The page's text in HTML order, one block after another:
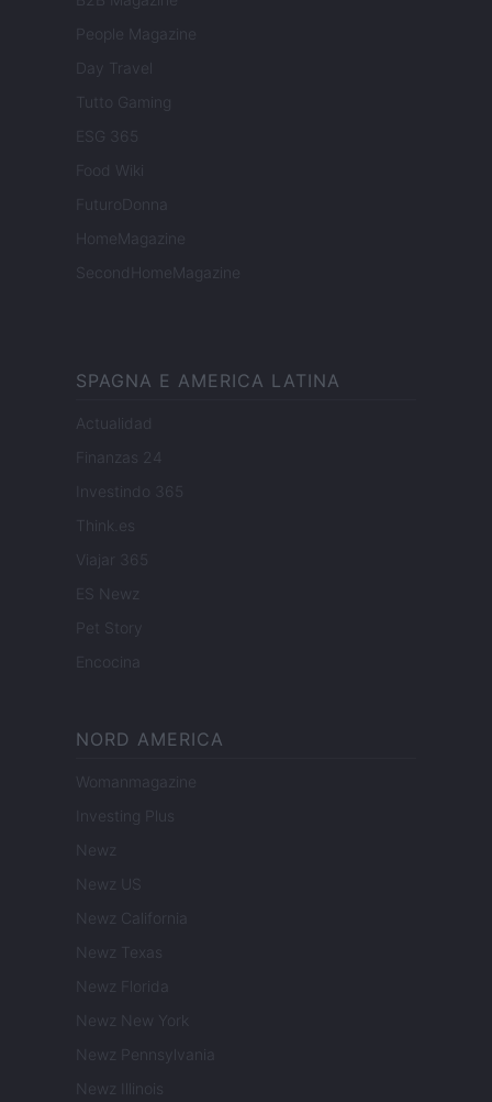
People Magazine
Day Travel
Tutto Gaming
ESG 365
Food Wiki
FuturoDonna
HomeMagazine
SecondHomeMagazine
SPAGNA E AMERICA LATINA
Actualidad
Finanzas 24
Investindo 365
Think.es
Viajar 365
ES Newz
Pet Story
Encocina
NORD AMERICA
Womanmagazine
Investing Plus
Newz
Newz US
Newz California
Newz Texas
Newz Florida
Newz New York
Newz Pennsylvania
Newz Illinois